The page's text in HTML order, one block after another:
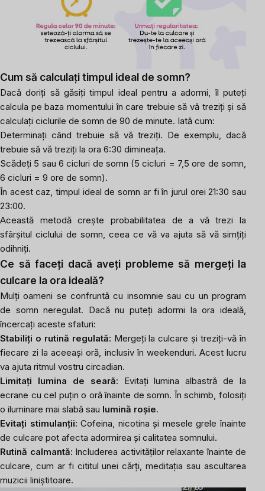
Cum să calculați timpul ideal de somn?
Dacă doriți să găsiți timpul ideal pentru a adormi, îl puteți
calcula pe baza momentului în care trebuie să vă treziți și să
calculați ciclurile de somn de 90 de minute. Iată cum:
Determinați când trebuie să vă treziți. De exemplu, dacă
trebuie să vă treziți la ora 6:30 dimineața.
Scădeți 5 sau 6 cicluri de somn (5 cicluri = 7,5 ore de somn,
6 cicluri = 9 ore de somn).
În acest caz, timpul ideal de somn ar fi în jurul orei 21:30 sau
23:00.
Această metodă crește probabilitatea de a vă trezi la
sfârșitul ciclului de somn, ceea ce vă va ajuta să vă simțiți
odihniți.
Ce să faceți dacă aveți probleme să mergeți la
culcare la ora ideală?
Mulți oameni se confruntă cu insomnie sau cu un program
de somn neregulat. Dacă nu puteți adormi la ora ideală,
încercați aceste sfaturi:
Stabiliți o rutină regulată: Mergeți la culcare și treziți-vă în
fiecare zi la aceeași oră, inclusiv în weekenduri. Acest lucru
va ajuta ritmul vostru circadian.
Limitați lumina de seară: Evitați lumina albastră de la
ecrane cu cel puțin o oră înainte de somn. În schimb, folosiți
o iluminare mai slabă sau lumină roșie.
Evitați stimulanții: Cofeina, nicotina și mesele grele înainte
de culcare pot afecta adormirea și calitatea somnului.
Rutină calmantă: Includerea activităților relaxante înainte de
culcare, cum ar fi cititul unei cărți, meditația sau ascultarea
muzicii liniștitoare.